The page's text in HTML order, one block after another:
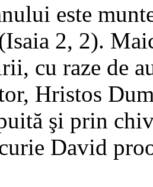
este
2, 2).
cu raze de
Hristos
şi prin
David